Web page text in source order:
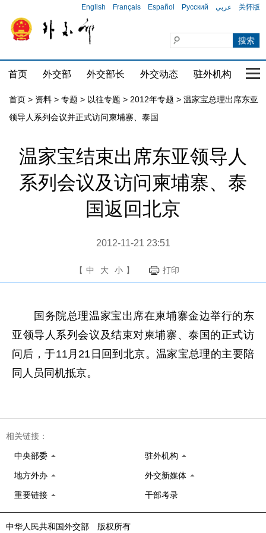
English Français Español Русский عربي 关怀版
首页 外交部 外交部长 外交动态 驻外机构 国
首页 > 资料 > 专题 > 以往专题 > 2012年专题 > 温家宝总理出席东亚
领导人系列会议并正式访问柬埔寨、泰国
温家宝结束出席东亚领导人
系列会议及访问柬埔寨、泰
国返回北京
2012-11-21 23:51
【 中 大 小 】 打印
国务院总理温家宝出席在柬埔寨金边举行的东
亚领导人系列会议及结束对柬埔寨、泰国的正式访
问后，于11月21日回到北京。温家宝总理的主要陪
同人员同机抵京。
相关链接：
中央部委 驻外机构
地方外办 外交新媒体
重要链接 干部考录
中华人民共和国外交部 版权所有